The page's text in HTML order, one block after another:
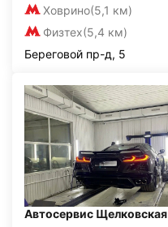
Ховрино(5,1 км)
Физтех(5,4 км)
Береговой пр-д, 5
Автосервис Щелковская